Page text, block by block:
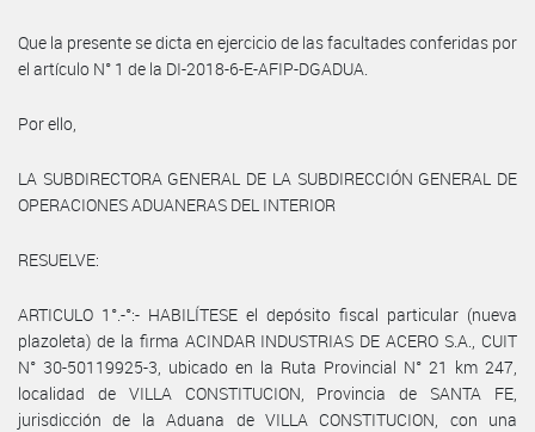
Que la presente se dicta en ejercicio de las facultades conferidas por
el artículo N° 1 de la DI-2018-6-E-AFIP-DGADUA.
Por ello,
LA SUBDIRECTORA GENERAL DE LA SUBDIRECCIÓN GENERAL DE
OPERACIONES ADUANERAS DEL INTERIOR
RESUELVE:
ARTICULO 1°.-°:- HABILÍTESE el depósito fiscal particular (nueva
plazoleta) de la firma ACINDAR INDUSTRIAS DE ACERO S.A., CUIT
N° 30-50119925-3, ubicado en la Ruta Provincial N° 21 km 247,
localidad de VILLA CONSTITUCION, Provincia de SANTA FE,
jurisdicción de la Aduana de VILLA CONSTITUCION, con una